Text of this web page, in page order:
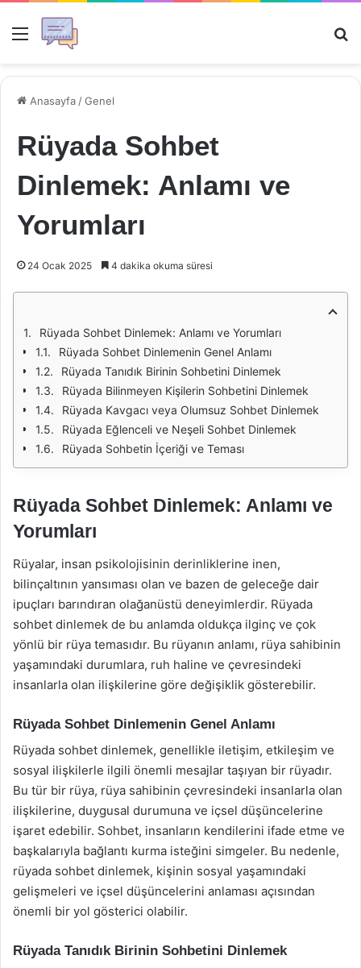
Menü
Anasayfa /Genel
Rüyada Sohbet
Dinlemek: Anlamı ve
Yorumları
24 Ocak 2025 4 dakika okuma süresi
Rüyada Sohbet Dinlemek: Anlamı ve Yorumları
Rüyada Sohbet Dinlemenin Genel Anlamı
Rüyada Tanıdık Birinin Sohbetini Dinlemek
Rüyada Bilinmeyen Kişilerin Sohbetini Dinlemek
Rüyada Kavgacı veya Olumsuz Sohbet Dinlemek
Rüyada Eğlenceli ve Neşeli Sohbet Dinlemek
Rüyada Sohbetin İçeriği ve Teması
Rüyada Sohbet Dinlemek: Anlamı ve
Yorumları
Rüyalar, insan psikolojisinin derinliklerine inen,
bilinçaltının yansıması olan ve bazen de geleceğe dair
ipuçları barındıran olağanüstü deneyimlerdir. Rüyada
sohbet dinlemek de bu anlamda oldukça ilginç ve çok
yönlü bir rüya temasıdır. Bu rüyanın anlamı, rüya sahibinin
yaşamındaki durumlara, ruh haline ve çevresindeki
insanlarla olan ilişkilerine göre değişiklik gösterebilir.
Rüyada Sohbet Dinlemenin Genel Anlamı
Rüyada sohbet dinlemek, genellikle iletişim, etkileşim ve
sosyal ilişkilerle ilgili önemli mesajlar taşıyan bir rüyadır.
Bu tür bir rüya, rüya sahibinin çevresindeki insanlarla olan
ilişkilerine, duygusal durumuna ve içsel düşüncelerine
işaret edebilir. Sohbet, insanların kendilerini ifade etme ve
başkalarıyla bağlantı kurma isteğini simgeler. Bu nedenle,
rüyada sohbet dinlemek, kişinin sosyal yaşamındaki
gelişmeleri ve içsel düşüncelerini anlaması açısından
önemli bir yol gösterici olabilir.
Rüyada Tanıdık Birinin Sohbetini Dinlemek